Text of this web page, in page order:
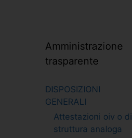
Amministrazione
trasparente
DISPOSIZIONI
GENERALI
Attestazioni oiv o di
struttura analoga